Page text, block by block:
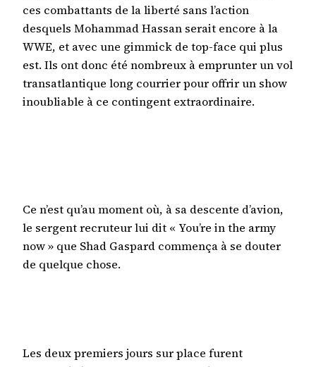
ces combattants de la liberté sans l’action
desquels Mohammad Hassan serait encore à la
WWE, et avec une gimmick de top-face qui plus
est. Ils ont donc été nombreux à emprunter un vol
transatlantique long courrier pour offrir un show
inoubliable à ce contingent extraordinaire.
Ce n’est qu’au moment où, à sa descente d’avion,
le sergent recruteur lui dit « You’re in the army
now » que Shad Gaspard commença à se douter
de quelque chose.
Les deux premiers jours sur place furent